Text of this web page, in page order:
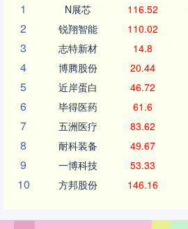
1
N展芯 116.52
2 锐翔智能 110.02
3 志特新材 14.8
4 博腾股份 20.44
5 近岸蛋白 46.72
6 毕得医药 61.6
7 五洲医疗 83.62
8 耐科装备 49.67
9 一博科技 53.33
10 方邦股份 146.16